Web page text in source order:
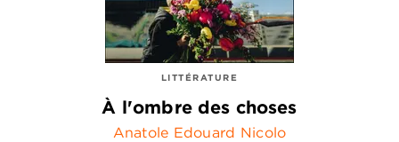
LITTÉRATURE
À l'ombre des choses
Anatole Edouard Nicolo